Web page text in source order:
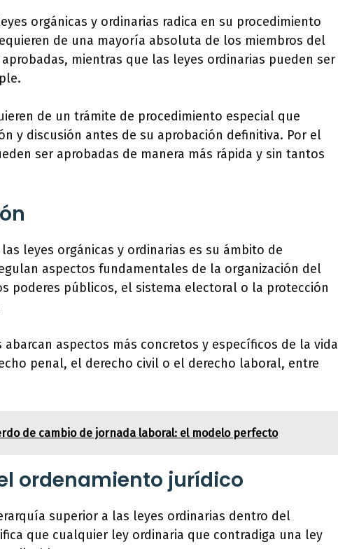
orgánicas y ordinarias radica en su procedimiento
de una mayoría absoluta de los miembros del
mientras que las leyes ordinarias pueden ser
de un trámite de procedimiento especial que
y discusión antes de su aprobación definitiva. Por el
ser aprobadas de manera más rápida y sin tantos
leyes orgánicas y ordinarias es su ámbito de
aspectos fundamentales de la organización del
poderes públicos, el sistema electoral o la protección
aspectos más concretos y específicos de la vida
penal, el derecho civil o el derecho laboral, entre
de cambio de jornada laboral: el modelo perfecto
ordenamiento jurídico
superior a las leyes ordinarias dentro del
que cualquier ley ordinaria que contradiga una ley